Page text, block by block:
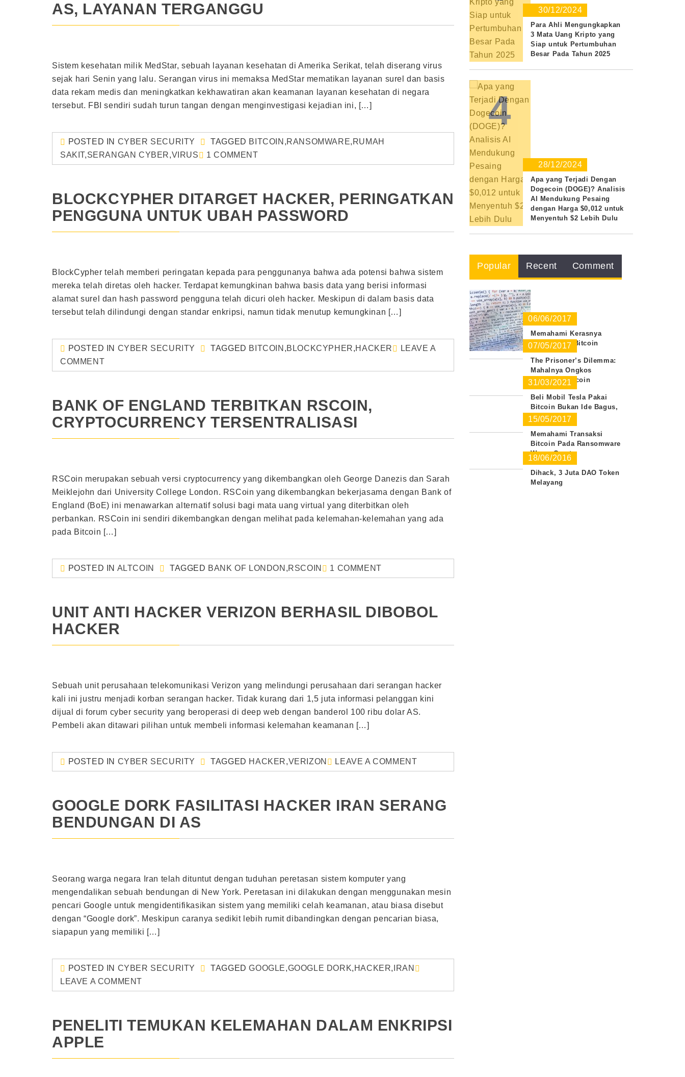
AS, LAYANAN TERGANGGU
Sistem kesehatan milik MedStar, sebuah layanan kesehatan di Amerika Serikat, telah diserang virus
sejak hari Senin yang lalu. Serangan virus ini memaksa MedStar mematikan layanan surel dan basis
data rekam medis dan meningkatkan kekhawatiran akan keamanan layanan kesehatan di negara
tersebut. FBI sendiri sudah turun tangan dengan menginvestigasi kejadian ini, […]
POSTED IN CYBER SECURITY TAGGED BITCOIN ,RANSOMWARE, RUMAH
SAKIT,SERANGAN CYBER,VIRUS 1 COMMENT
BLOCKCYPHER DITARGET HACKER, PERINGATKAN
PENGGUNA UNTUK UBAH PASSWORD
BlockCypher telah memberi peringatan kepada para penggunanya bahwa ada potensi bahwa sistem
mereka telah diretas oleh hacker. Terdapat kemungkinan bahwa basis data yang berisi informasi
alamat surel dan hash password pengguna telah dicuri oleh hacker. Meskipun di dalam basis data
tersebut telah dilindungi dengan standar enkripsi, namun tidak menutup kemungkinan […]
POSTED IN CYBER SECURITY TAGGED BITCOIN ,BLOCKCYPHER,HACKER
LEAVE A
COMMENT
BANK OF ENGLAND TERBITKAN RSCOIN,
CRYPTOCURRENCY TERSENTRALISASI
RSCoin merupakan sebuah versi cryptocurrency yang dikembangkan oleh George Danezis dan Sarah
Meiklejohn dari University College London. RSCoin yang dikembangkan bekerjasama dengan Bank of
England (BoE) ini menawarkan alternatif solusi bagi mata uang virtual yang diterbitkan oleh
perbankan. RSCoin ini sendiri dikembangkan dengan melihat pada kelemahan-kelemahan yang ada
pada Bitcoin […]
POSTED IN ALTCOIN TAGGED BANK OF LONDON ,RSCOIN 1 COMMENT
UNIT ANTI HACKER VERIZON BERHASIL DIBOBOL
HACKER
Sebuah unit perusahaan telekomunikasi Verizon yang melindungi perusahaan dari serangan hacker
kali ini justru menjadi korban serangan hacker. Tidak kurang dari 1,5 juta informasi pelanggan kini
dijual di forum cyber security yang beroperasi di deep web dengan banderol 100 ribu dolar AS.
Pembeli akan ditawari pilihan untuk membeli informasi kelemahan keamanan […]
POSTED IN CYBER SECURITY TAGGED HACKER,VERIZON LEAVE A COMMENT
GOOGLE DORK FASILITASI HACKER IRAN SERANG
BENDUNGAN DI AS
Seorang warga negara Iran telah dituntut dengan tuduhan peretasan sistem komputer yang
mengendalikan sebuah bendungan di New York. Peretasan ini dilakukan dengan menggunakan mesin
pencari Google untuk mengidentifikasikan sistem yang memiliki celah keamanan, atau biasa disebut
dengan “Google dork”. Meskipun caranya sedikit lebih rumit dibandingkan dengan pencarian biasa,
siapapun yang memiliki […]
POSTED IN CYBER SECURITY TAGGEDGOOGLE,GOOGLE DORK, HACKER, IRAN
LEAVE A COMMENT
PENELITI TEMUKAN KELEMAHAN DALAM ENKRIPSI
APPLE
30/12/2024
Para Ahli Mengungkapkan
3 Mata Uang Kripto yang
Siap untuk Pertumbuhan
Besar Pada Tahun 2025
4
28/12/2024
Apa yang Terjadi Dengan
Dogecoin (DOGE)? Analisis
AI Mendukung Pesaing
dengan Harga $0,012 untuk
Menyentuh $2 Lebih Dulu
Popular Recent Comment
06/06/2017
Memahami Kerasnya
Lingkungan Bitcoin
07/05/2017
The Prisoner’s Dilemma:
Mahalnya Ongkos
Transaksi Bitcoin
31/03/2021
Beli Mobil Tesla Pakai
Bitcoin Bukan Ide Bagus,
Ini Sebabnya
15/05/2017
Memahami Transaksi
Bitcoin Pada Ransomware
WannaCrypt
18/06/2016
Dihack, 3 Juta DAO Token
Melayang